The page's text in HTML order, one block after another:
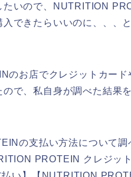
いので、NUTRITION
できたらいいのに、、、
のお店でクレジットカー
で、私自身が調べた結果
の支払い方法について
PROTEIN クレジッ